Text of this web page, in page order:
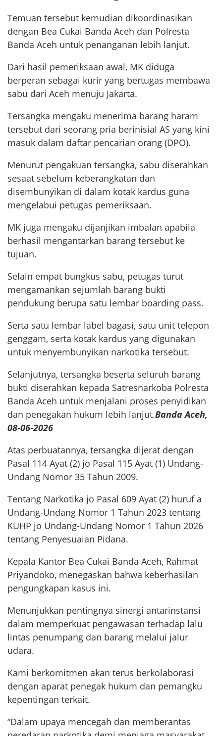
Temuan tersebut kemudian dikoordinasikan
dengan Bea Cukai Banda Aceh dan Polresta
Banda Aceh untuk penanganan lebih lanjut.
Dari hasil pemeriksaan awal, MK diduga
berperan sebagai kurir yang bertugas membawa
sabu dari Aceh menuju Jakarta.
Tersangka mengaku menerima barang haram
tersebut dari seorang pria berinisial AS yang kini
masuk dalam daftar pencarian orang (DPO).
Menurut pengakuan tersangka, sabu diserahkan
sesaat sebelum keberangkatan dan
disembunyikan di dalam kotak kardus guna
mengelabui petugas pemeriksaan.
MK juga mengaku dijanjikan imbalan apabila
berhasil mengantarkan barang tersebut ke
tujuan.
Selain empat bungkus sabu, petugas turut
mengamankan sejumlah barang bukti
pendukung berupa satu lembar boarding pass.
Serta satu lembar label bagasi, satu unit telepon
genggam, serta kotak kardus yang digunakan
untuk menyembunyikan narkotika tersebut.
Selanjutnya, tersangka beserta seluruh barang
bukti diserahkan kepada Satresnarkoba Polresta
Banda Aceh untuk menjalani proses penyidikan
dan penegakan hukum lebih lanjut.Banda Aceh,
08-06-2026
Atas perbuatannya, tersangka dijerat dengan
Pasal 114 Ayat (2) jo Pasal 115 Ayat (1) Undang-
Undang Nomor 35 Tahun 2009.
Tentang Narkotika jo Pasal 609 Ayat (2) huruf a
Undang-Undang Nomor 1 Tahun 2023 tentang
KUHP jo Undang-Undang Nomor 1 Tahun 2026
tentang Penyesuaian Pidana.
Kepala Kantor Bea Cukai Banda Aceh, Rahmat
Priyandoko, menegaskan bahwa keberhasilan
pengungkapan kasus ini.
Menunjukkan pentingnya sinergi antarinstansi
dalam memperkuat pengawasan terhadap lalu
lintas penumpang dan barang melalui jalur
udara.
Kami berkomitmen akan terus berkolaborasi
dengan aparat penegak hukum dan pemangku
kepentingan terkait.
“Dalam upaya mencegah dan memberantas